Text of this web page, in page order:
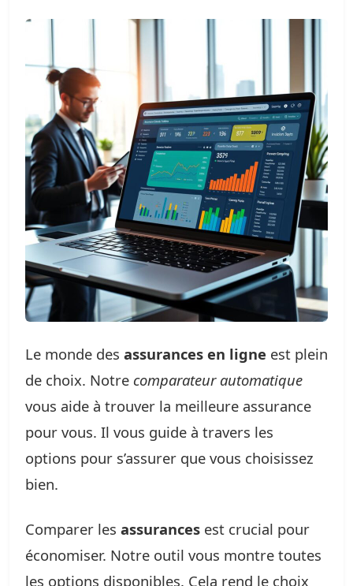
Le monde des assurances en ligne est plein
de choix. Notre comparateur automatique
vous aide à trouver la meilleure assurance
pour vous. Il vous guide à travers les
options pour s’assurer que vous choisissez
bien.
Comparer les assurances est crucial pour
économiser. Notre outil vous montre toutes
les options disponibles. Cela rend le choix